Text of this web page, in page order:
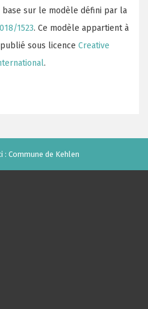
sur le modèle défini par la
1523. Ce modèle appartient à
sous licence Creative
.
: Commune de Kehlen